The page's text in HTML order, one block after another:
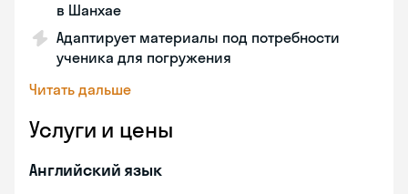
в Шанхае
Адаптирует материалы под потребности
ученика для погружения
Читать дальше
Услуги и цены
Английский язык